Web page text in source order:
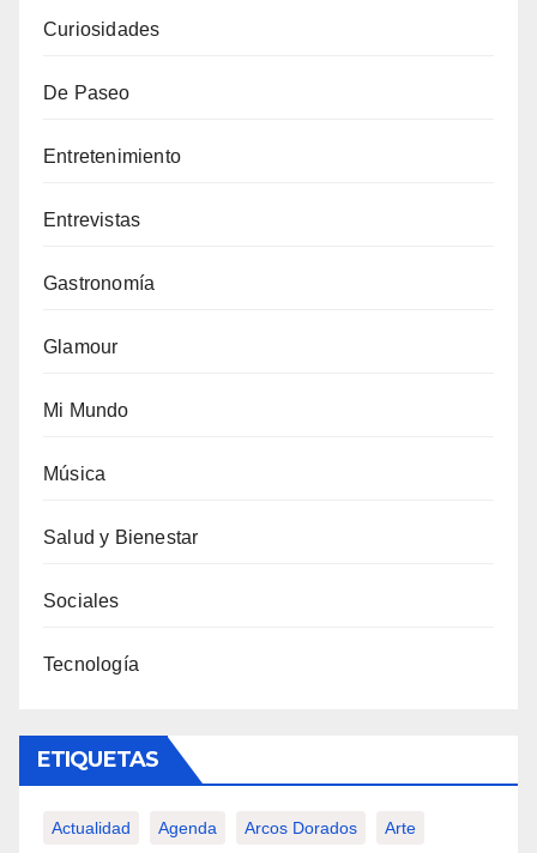
Curiosidades
De Paseo
Entretenimiento
Entrevistas
Gastronomía
Glamour
Mi Mundo
Música
Salud y Bienestar
Sociales
Tecnología
ETIQUETAS
Actualidad Agenda Arcos Dorados Arte